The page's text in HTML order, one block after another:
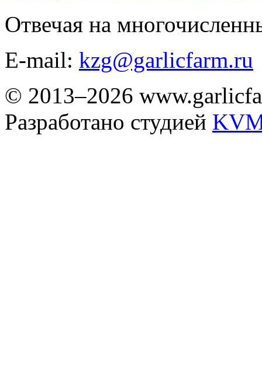
Отвечая на
E-mail: kzg@garlicfarm.ru
© 2013–2026
Разработано студией